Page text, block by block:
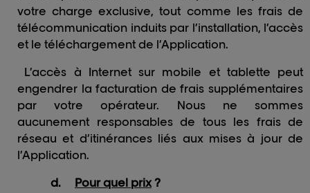
votre charge exclusive, tout comme les frais de
télécommunication induits par l’installation, l’accès
et le téléchargement de l’Application.
L’accès à Internet sur mobile et tablette peut
engendrer la facturation de frais supplémentaires
par votre opérateur. Nous ne sommes
aucunement responsables de tous les frais de
réseau et d’itinérances liés aux mises à jour de
l’Application.
d.
Pour quel prix?